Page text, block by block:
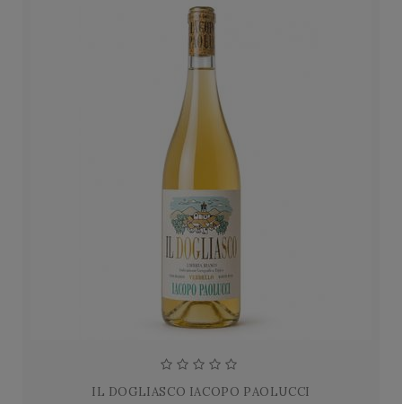
IL DOGLIASCO IACOPO PAOLUCCI